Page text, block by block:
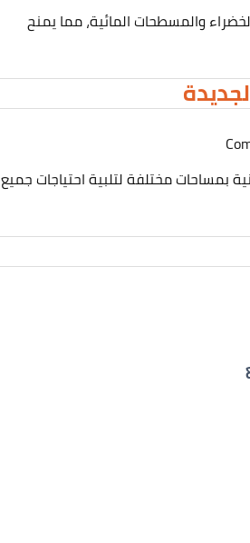
والمسطحات المائية، مما يمنح
مختلفة لتلبية احتياجات جميع